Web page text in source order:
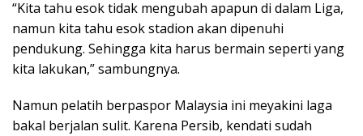
“Kita tahu esok tidak mengubah apapun di dalam Liga,
namun kita tahu esok stadion akan dipenuhi
pendukung. Sehingga kita harus bermain seperti yang
kita lakukan,” sambungnya.
Namun pelatih berpaspor Malaysia ini meyakini laga
bakal berjalan sulit. Karena Persib, kendati sudah